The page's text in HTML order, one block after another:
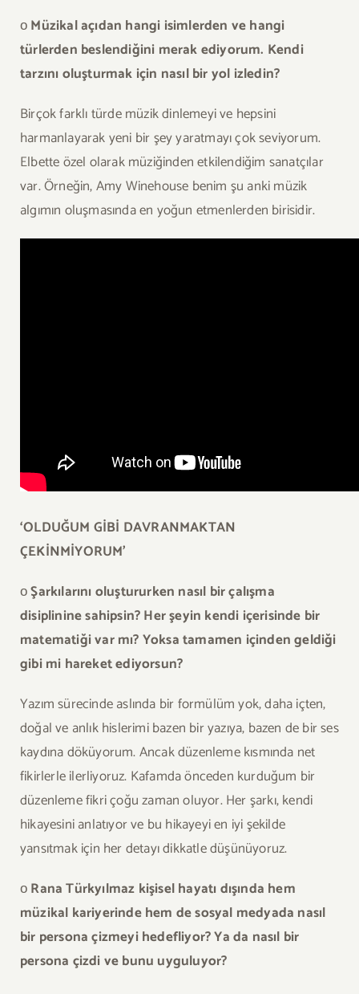
οMüzikal açıdan hangi isimlerden ve hangi
türlerden beslendiğini merak ediyorum. Kendi
tarzını oluşturmak için nasıl bir yol izledin?
Birçok farklı türde müzik dinlemeyi ve hepsini
harmanlayarak yeni bir şey yaratmayı çok seviyorum.
Elbette özel olarak müziğinden etkilendiğim sanatçılar
var. Örneğin, Amy Winehouse benim şu anki müzik
algımın oluşmasında en yoğun etmenlerden birisidir.
‘OLDUĞUM GİBİ DAVRANMAKTAN
ÇEKİNMİYORUM’
οŞarkılarını oluştururken nasıl bir çalışma
disiplinine sahipsin? Her şeyin kendi içerisinde bir
matematiği var mı? Yoksa tamamen içinden geldiği
gibi mi hareket ediyorsun?
Yazım sürecinde aslında bir formülüm yok, daha içten,
doğal ve anlık hislerimi bazen bir yazıya, bazen de bir ses
kaydına döküyorum. Ancak düzenleme kısmında net
fikirlerle ilerliyoruz. Kafamda önceden kurduğum bir
düzenleme fikri çoğu zaman oluyor. Her şarkı, kendi
hikayesini anlatıyor ve bu hikayeyi en iyi şekilde
yansıtmak için her detayı dikkatle düşünüyoruz.
οRana Türkyılmaz kişisel hayatı dışında hem
müzikal kariyerinde hem de sosyal medyada nasıl
bir persona çizmeyi hedefliyor? Ya da nasıl bir
persona çizdi ve bunu uyguluyor?